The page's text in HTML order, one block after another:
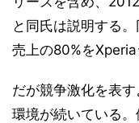
と同氏は説明する
売上の80%をXperia
だが競争激化を表
環境が続いている